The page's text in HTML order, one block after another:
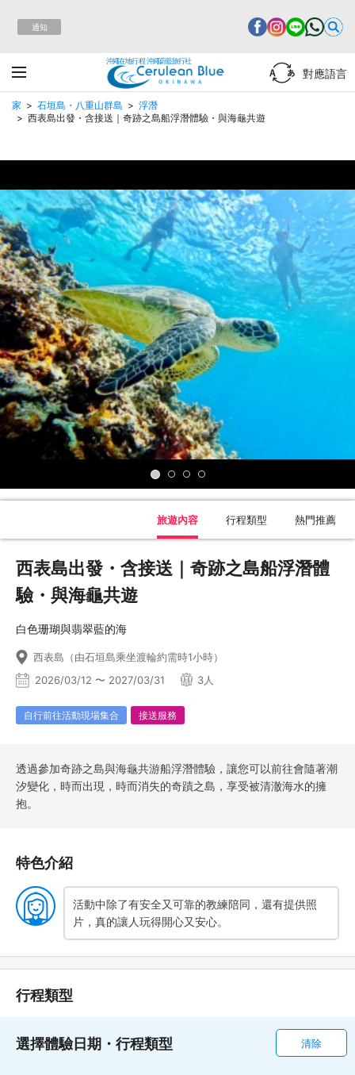
通知
沖繩在地行程 沖繩蔚藍旅行社
對應語言
家 石垣島・八重山群島
浮潛
西表島出發・含接送｜奇跡之島船浮潛體驗・與海龜共遊
旅遊內容 行程類型 熱門推薦
西表島出發・含接送｜奇跡之島船浮潛體
驗・與海龜共遊
白色珊瑚與翡翠藍的海
西表島（由石垣島乘坐渡輪約需時1小時）
2026/03/12 〜 2027/03/31
3人
自行前往活動現場集合 接送服務
透過參加奇跡之島與海龜共游船浮潛體驗，讓您可以前往會隨著潮
汐變化，時而出現，時而消失的奇蹟之島，享受被清澈海水的擁
抱。
特色介紹
活動中除了有安全又可靠的教練陪同，還有提供照
片，真的讓人玩得開心又安心。
行程類型
選擇體驗日期・行程類型 清除